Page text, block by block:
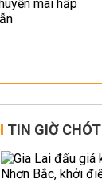
TIN GIỜ CHÓT